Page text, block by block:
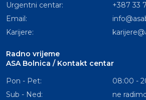
Urgentni centar:
+387 33
Email:
Karijere:
Radno vrijeme
ASA Bolnica / Kontakt centar
Pon - Pet:
08:00 -
Sub - Ned:
ne